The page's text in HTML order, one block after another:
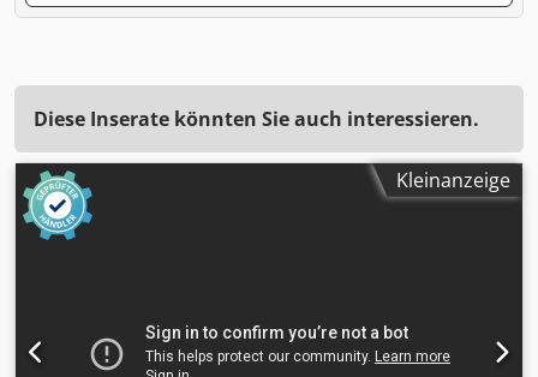
Diese Inserate könnten Sie auch interessieren.
Kleinanzeige